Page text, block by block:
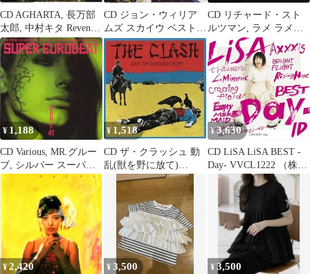
CD AGHARTA, 長万部
太郎, 中村キタ Revenge
of AGHARTA
BVCR11012 （株）ソニ
ー・ミュー /00110
CD ジョン・ウィリア
ムズ スカイウ ベスト・
オブ・スター・ウォー
ズ SRCR1874 （株）ソ
ニー・ミュー /00110
CD リチャード・スト
ルツマン, ラメ ラメン
ト BVCF34006 （株）
ソニー・ミュー /00110
¥ 1,188
CD Various, MR.グルー
ブ, シルバー スーパ
ー・ユーロビート(41)
AVCD10041 エイベック
ス・ミュー /00110
¥ 1,518
CD ザ・クラッシュ 動
乱(獣を野に放て)
ESCA7810 （株）ソニ
¥3,630
CD LiSA LiSA BEST -
Day- VVCL1222 （株）
ソニー・ミュー 未開封
¥2,420 ¥3,500 ¥3,500